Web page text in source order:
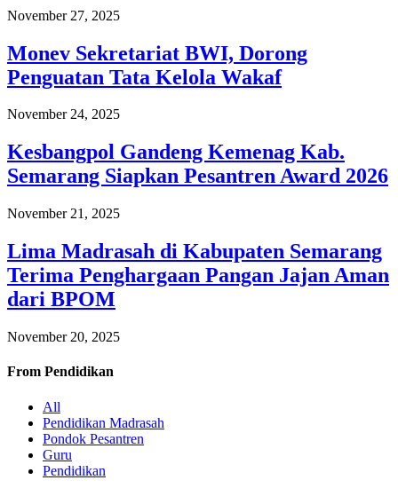
November 27, 2025
Monev Sekretariat BWI, Dorong
Penguatan Tata Kelola Wakaf
November 24, 2025
Kesbangpol Gandeng Kemenag Kab.
Semarang Siapkan Pesantren Award 2026
November 21, 2025
Lima Madrasah di Kabupaten Semarang
Terima Penghargaan Pangan Jajan Aman
dari BPOM
November 20, 2025
From Pendidikan
All
Pendidikan Madrasah
Pondok Pesantren
Guru
Pendidikan